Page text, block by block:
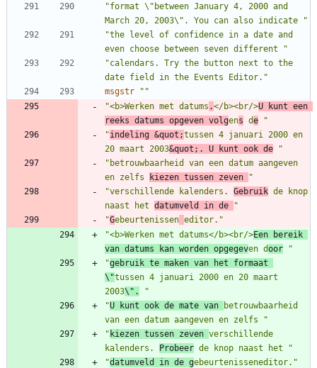
"format \"between January 4, 2000 and
March 20, 2003\". You can also indicate "
"the level of confidence in a date and
even choose between seven different "
"calendars. Try the button next to the
date field in the Events Editor."
msgstr
""
"<b>Werken met datums .</b><br/>U kunt een
reeks datums opgeven volgens de "
"indeling &quot;tussen 4 januari 2000 en
20 maart 2003&quot;. U kunt ook de "
"betrouwbaarheid van een datum aangeven
en zelfs
kiezen tussen zeven
"
"verschillende kalenders. Gebruik de knop
naast het datumveld in de
"
"Gebeurtenissen editor."
"<b>Werken met datums</b><br/>Een bereik
van datums kan worden opgegeven door "
"gebruik te maken van het formaat
\"tussen 4 januari 2000 en 20 maart
2003\".
"
"U kunt ook de mate van
betrouwbaarheid
van een datum aangeven en zelfs "
" kiezen tussen zeven verschillende
kalenders.
Probeer de knop naast het "
"datumveld in de gebeurtenisseneditor."